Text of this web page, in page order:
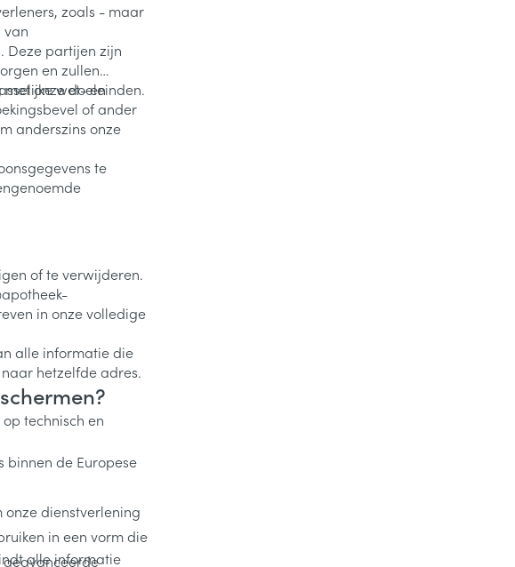
zoals - maar
van
Deze partijen zijn
en zullen
onze doeleinden.
wet- en
of ander
anderszins onze
te
of te verwijderen.
in onze volledige
alle informatie die
hetzelfde adres.
technisch en
binnen de Europese
onze dienstverlening
in een vorm die
geavanceerde
alle informatie